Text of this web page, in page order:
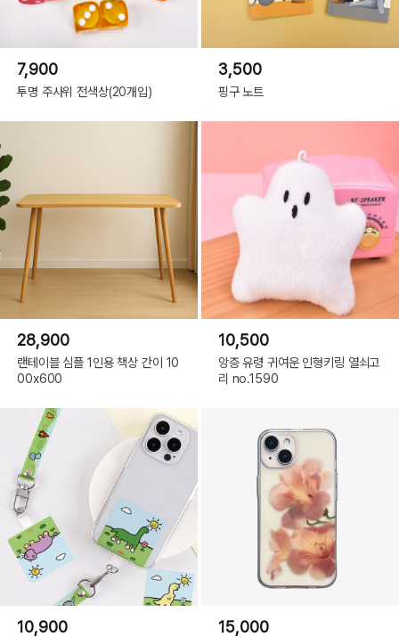
7,900
투명 주사위 전색상(20개입)
3,500
핑구 노트
28,900
랜테이블 심플 1인용 책상 간이 10
00x600
10,500
앙증 유령 귀여운 인형키링 열쇠고
리 no.1590
10,900 15,000